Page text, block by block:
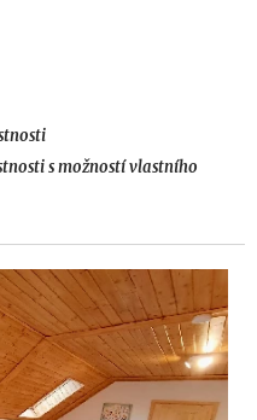
s možností vlastního